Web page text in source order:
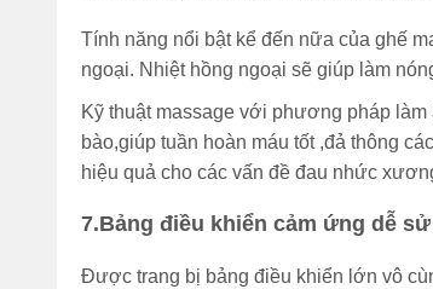
Tính năng nổi bật kể đến nữa của ghế
ngoại. Nhiệt hồng ngoại sẽ giúp làm
Kỹ thuật massage với phương pháp
bào,giúp tuần hoàn máu tốt ,đả thông
hiệu quả cho các vấn đề đau nhức
7.Bảng điều khiển cảm ứng dễ
Được trang bị bảng điều khiển lớn vô